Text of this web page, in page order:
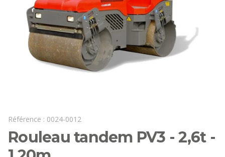
Référence : 0024-0012
Rouleau tandem PV3 - 2,6t -